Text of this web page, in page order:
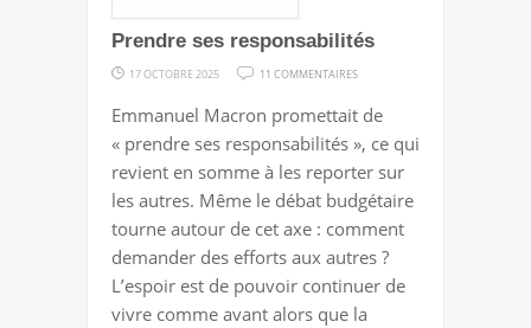
Prendre ses responsabilités
17 OCTOBRE 2025 11 COMMENTAIRES
SES
RESPONSABILITÉS
Emmanuel Macron promettait de
« prendre ses responsabilités », ce qui
revient en somme à les reporter sur
les autres. Même le débat budgétaire
tourne autour de cet axe : comment
demander des efforts aux autres ?
L’espoir est de pouvoir continuer de
vivre comme avant alors que la